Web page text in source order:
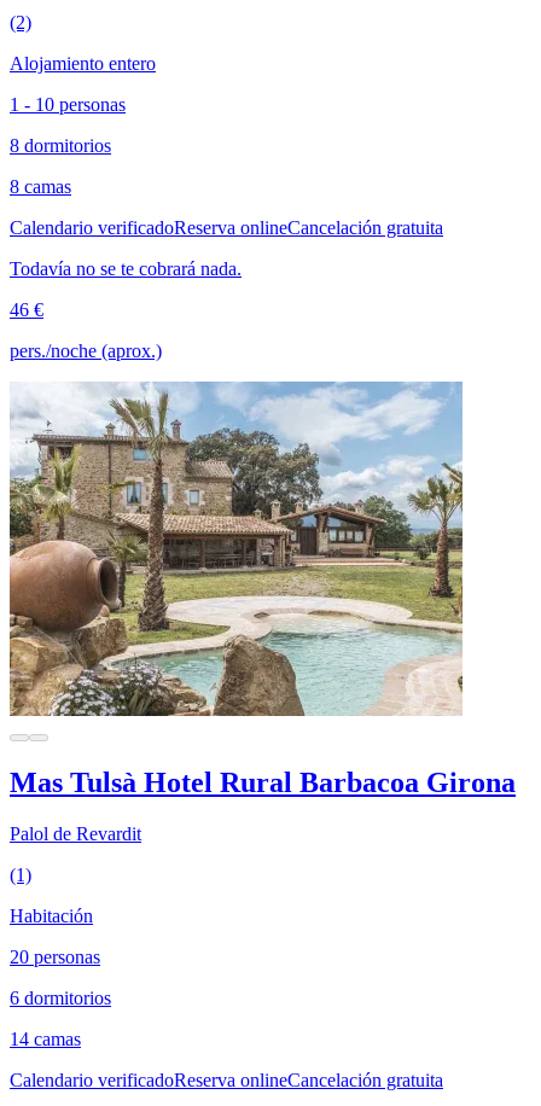
(2)
Alojamiento entero
1 - 10 personas
8 dormitorios
8 camas
Calendario verificadoReserva onlineCancelación gratuita
Todavía no se te cobrará nada.
46 €
pers./noche (aprox.)
Mas Tulsà Hotel Rural Barbacoa Girona
Palol de Revardit
(1)
Habitación
20 personas
6 dormitorios
14 camas
Calendario verificadoReserva onlineCancelación gratuita